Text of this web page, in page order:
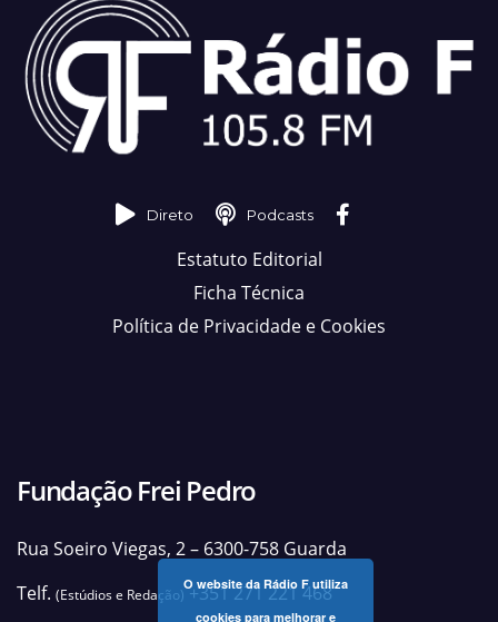
Direto Podcasts
Estatuto Editorial
Ficha Técnica
Política de Privacidade e Cookies
Fundação Frei Pedro
Rua Soeiro Viegas, 2 – 6300-758 Guarda
Telf. (Estúdios e Redação)+351 271 221 468
O website da Rádio F utiliza
cookies para melhorar e